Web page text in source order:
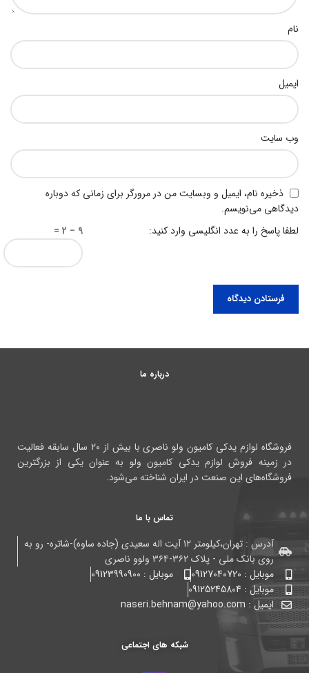
نام
ایمیل
وب‌ سایت
ذخیره نام، ایمیل و وبسایت من در مرورگر برای زمانی که دوباره
دیدگاهی می‌نویسم.
لطفا پاسخ را به عدد انگلیسی وارد کنید:
9 − 2 =
درباره ما
فروشگاه لوازم یدکی کامیون ولو ناصری با بیش از ۲۰ سال سابقه فعالیت
در زمینه فروش لوازم یدکی کامیون ولو به عنوان یکی از بزرگترین
فروشگاه‌های این صنعت در ایران شناخته می‌شود.
تماس با ما
آدرس : تهران،کیلومتر ۱۲ آیت اله سعیدی (جاده ساوه)-شاتره- رو به
روی بانک ملی - پلاک ۳۶۲-۳۶۴ ولوو ناصری
موبایل : 09127040720
موبایل : 09123990900
موبایل : 09125245804
ایمیل : naseri.behnam@yahoo.com
شبکه های اجتماعی